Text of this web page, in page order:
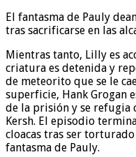
El fantasma de Pauly
tras sacrificarse en las
Mientras tanto, Lilly es
criatura es detenida y
de meteorito que se le
superficie, Hank Grogan
de la prisión y se refugia
Kersh. El episodio
cloacas tras ser
fantasma de Pauly.